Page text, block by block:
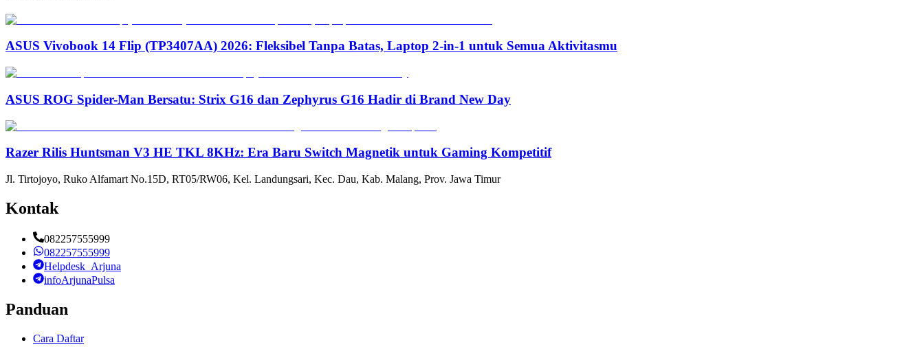
ASUS Vivobook 14 Flip (TP3407AA) 2026: Fleksibel Tanpa Batas, Laptop 2-in-1 untuk Semua Aktivitasmu
ASUS ROG Spider-Man Bersatu: Strix G16 dan Zephyrus G16 Hadir di Brand New Day
Razer Rilis Huntsman V3 HE TKL 8KHz: Era Baru Switch Magnetik untuk Gaming Kompetitif
Jl. Tirtojoyo, Ruko Alfamart No.15D, RT05/RW06, Kel. Landungsari, Kec. Dau, Kab. Malang, Prov. Jawa Timur
Kontak
082257555999
082257555999
Helpdesk_Arjuna
infoArjunaPulsa
Panduan
Cara Daftar